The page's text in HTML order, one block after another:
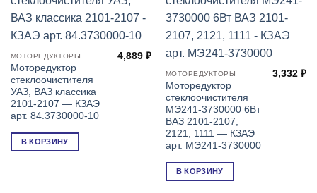
МОТОРЕДУКТОРЫ
Моторедуктор
стеклоочистителя
УАЗ, ВАЗ класcика
2101-2107 — КЗАЭ
арт. 84.3730000-10
4,889₽
В КОРЗИНУ
МОТОРЕДУКТОРЫ
Моторедуктор
стеклоочистителя
МЭ241-3730000 6Вт
ВАЗ 2101-2107,
2121, 1111 — КЗАЭ
арт. МЭ241-3730000
3,332₽
В КОРЗИНУ